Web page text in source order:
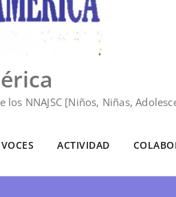
NNAJSC [Niños, Niñas,
ACTIVIDAD